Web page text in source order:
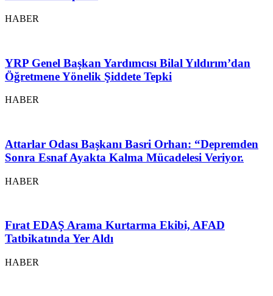
HABER
YRP Genel Başkan Yardımcısı Bilal Yıldırım’dan
Öğretmene Yönelik Şiddete Tepki
HABER
Attarlar Odası Başkanı Basri Orhan: “Depremden
Sonra Esnaf Ayakta Kalma Mücadelesi Veriyor.
HABER
Fırat EDAŞ Arama Kurtarma Ekibi, AFAD
Tatbikatında Yer Aldı
HABER